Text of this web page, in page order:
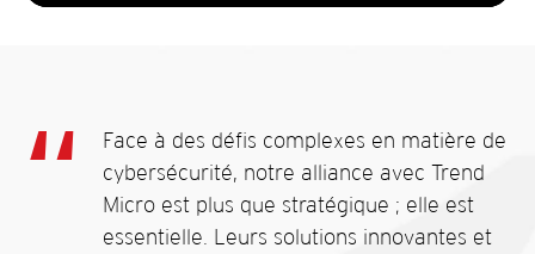
Face à des défis complexes en matière de
cybersécurité, notre alliance avec Trend
Micro est plus que stratégique ; elle est
essentielle. Leurs solutions innovantes et